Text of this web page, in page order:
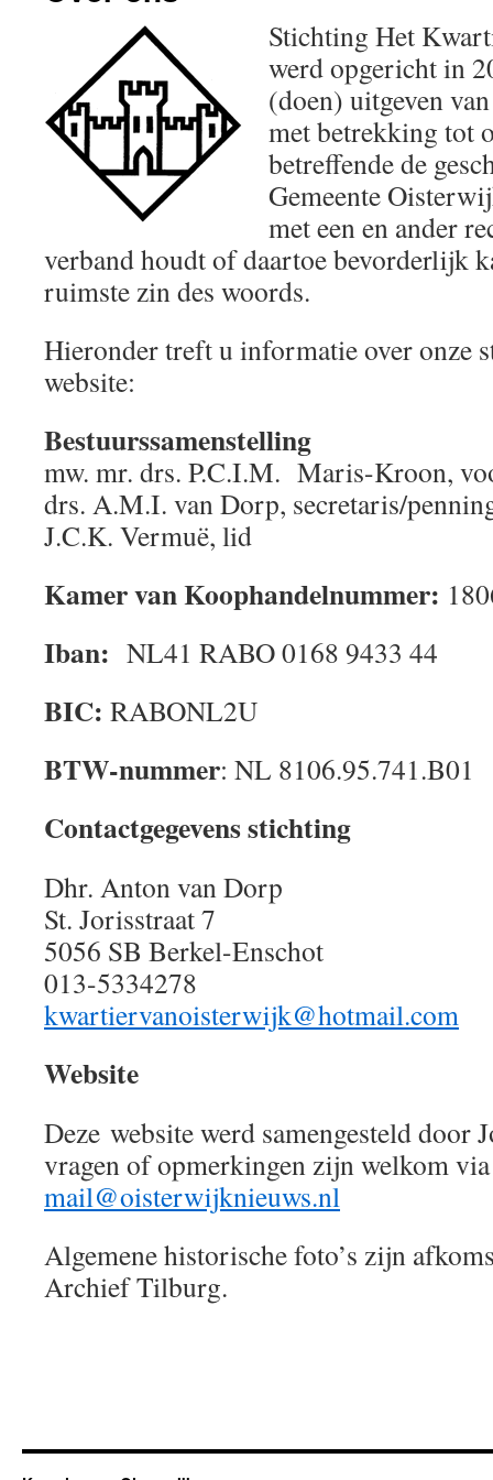
Stichting Het
werd opgericht in
(doen) uitgeven
met betrekking tot
betreffende de
Gemeente
met een en ander
verband houdt of daartoe bevorderlijk
ruimste zin des woords.
Hieronder treft u informatie over onze
website:
Bestuurssamenstelling
mw. mr. drs. P.C.I.M. Maris-Kroon,
drs. A.M.I. van Dorp, secretaris/
J.C.K. Vermuë, lid
Kamer van Koophandelnummer:
Iban: NL41 RABO 0168 9433 44
BIC: RABONL2U
BTW-nummer: NL 8106.95.741.B01
Contactgegevens stichting
Dhr. Anton van Dorp
St. Jorisstraat 7
5056 SB Berkel-Enschot
013-5334278
kwartiervanoisterwijk@hotmail.com
Website
Deze website werd samengesteld door
vragen of opmerkingen zijn welkom via
mail@oisterwijknieuws.nl
Algemene historische foto’s zijn
Archief Tilburg.